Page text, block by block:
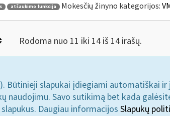
atšaukimo funkcija Mokesčių žinyno kategorijos:
Rodoma nuo 11 iki 14 iš 14 irašų.
Būtinieji slapukai įdiegiami automatiškai ir
naudojimu. Savo sutikimą bet kada
Daugiau informacijos Slapukų